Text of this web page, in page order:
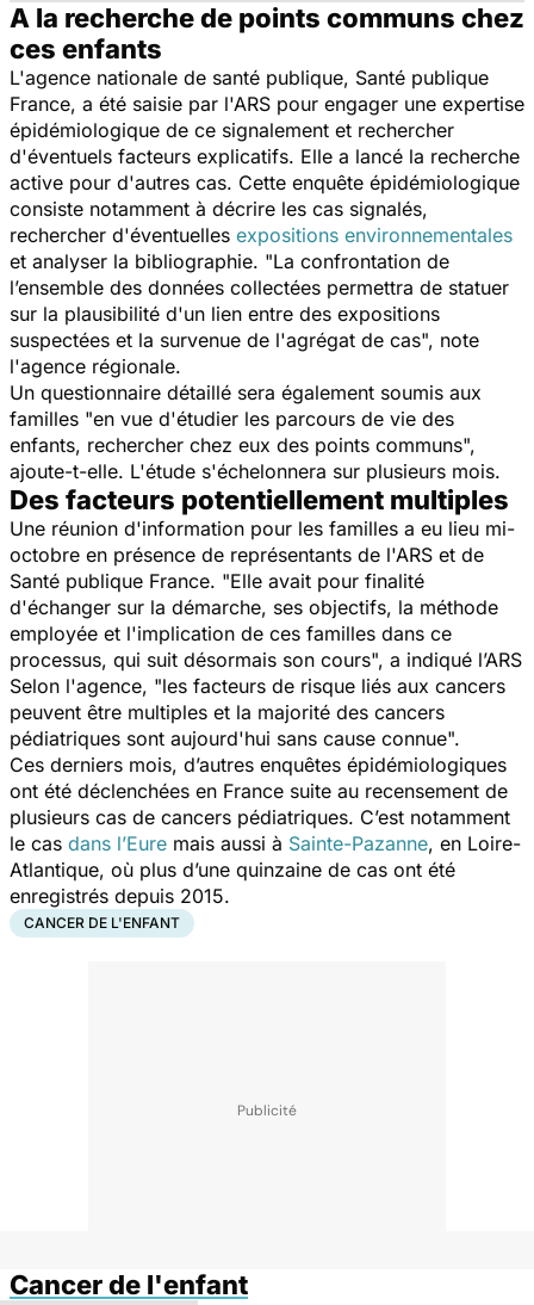
A la recherche de points communs chez
ces enfants
L'agence nationale de santé publique, Santé publique
France, a été saisie par l'ARS pour engager une expertise
épidémiologique de ce signalement et rechercher
d'éventuels facteurs explicatifs. Elle a lancé la recherche
active pour d'autres cas. Cette enquête épidémiologique
consiste notamment à décrire les cas signalés,
rechercher d'éventuelles expositions environnementales
et analyser la bibliographie. "La confrontation de
l’ensemble des données collectées permettra de statuer
sur la plausibilité d'un lien entre des expositions
suspectées et la survenue de l'agrégat de cas", note
l'agence régionale.
Un questionnaire détaillé sera également soumis aux
familles "en vue d'étudier les parcours de vie des
enfants, rechercher chez eux des points communs",
ajoute-t-elle. L'étude s'échelonnera sur plusieurs mois.
Des facteurs potentiellement multiples
Une réunion d'information pour les familles a eu lieu mi-
octobre en présence de représentants de l'ARS et de
Santé publique France. "Elle avait pour finalité
d'échanger sur la démarche, ses objectifs, la méthode
employée et l'implication de ces familles dans ce
processus, qui suit désormais son cours", a indiqué l’ARS
Selon l'agence, "les facteurs de risque liés aux cancers
peuvent être multiples et la majorité des cancers
pédiatriques sont aujourd'hui sans cause connue".
Ces derniers mois, d’autres enquêtes épidémiologiques
ont été déclenchées en France suite au recensement de
plusieurs cas de cancers pédiatriques. C’est notamment
le cas dans l’Eure mais aussi à Sainte-Pazanne, en Loire-
Atlantique, où plus d’une quinzaine de cas ont été
enregistrés depuis 2015.
CANCER DE L'ENFANT
Cancer de l'enfant